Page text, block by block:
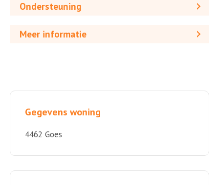
Ondersteuning
Meer informatie
Gegevens woning
4462 Goes